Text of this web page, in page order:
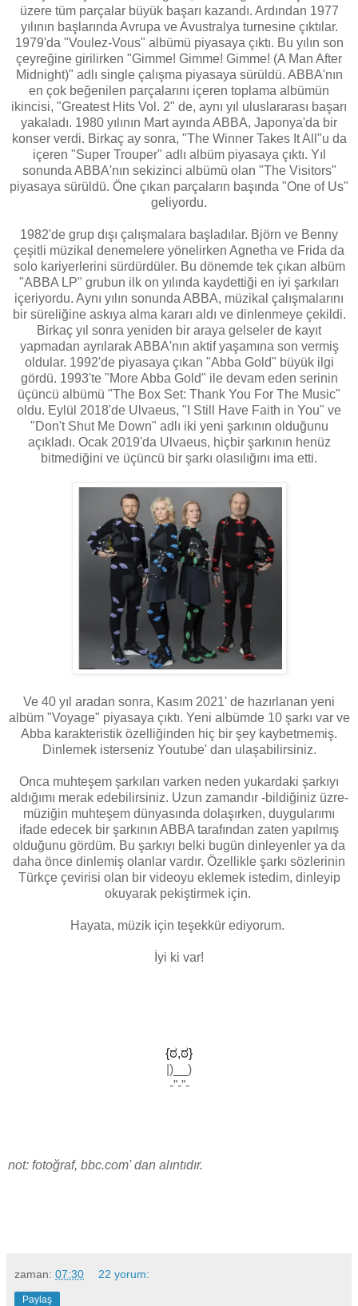
üzere tüm parçalar büyük başarı kazandı. Ardından 1977
yılının başlarında Avrupa ve Avustralya turnesine çıktılar.
1979'da "Voulez-Vous" albümü piyasaya çıktı. Bu yılın son
çeyreğine girilirken "Gimme! Gimme! Gimme! (A Man After
Midnight)" adlı single çalışma piyasaya sürüldü. ABBA'nın
en çok beğenilen parçalarını içeren toplama albümün
ikincisi, "Greatest Hits Vol. 2" de, aynı yıl uluslararası başarı
yakaladı. 1980 yılının Mart ayında ABBA, Japonya'da bir
konser verdi. Birkaç ay sonra, "The Winner Takes It All"u da
içeren "Super Trouper" adlı albüm piyasaya çıktı. Yıl
sonunda ABBA'nın sekizinci albümü olan "The Visitors"
piyasaya sürüldü. Öne çıkan parçaların başında "One of Us"
geliyordu.
1982'de grup dışı çalışmalara başladılar. Björn ve Benny
çeşitli müzikal denemelere yönelirken Agnetha ve Frida da
solo kariyerlerini sürdürdüler. Bu dönemde tek çıkan albüm
"ABBA LP" grubun ilk on yılında kaydettiği en iyi şarkıları
içeriyordu. Aynı yılın sonunda ABBA, müzikal çalışmalarını
bir süreliğine askıya alma kararı aldı ve dinlenmeye çekildi.
Birkaç yıl sonra yeniden bir araya gelseler de kayıt
yapmadan ayrılarak ABBA'nın aktif yaşamına son vermiş
oldular. 1992'de piyasaya çıkan "Abba Gold" büyük ilgi
gördü. 1993'te "More Abba Gold" ile devam eden serinin
üçüncü albümü "The Box Set: Thank You For The Music"
oldu. Eylül 2018'de Ulvaeus, "I Still Have Faith in You" ve
"Don't Shut Me Down" adlı iki yeni şarkının olduğunu
açıkladı. Ocak 2019'da Ulvaeus, hiçbir şarkının henüz
bitmediğini ve üçüncü bir şarkı olasılığını ima etti.
Ve 40 yıl aradan sonra, Kasım 2021' de hazırlanan yeni
albüm "Voyage" piyasaya çıktı. Yeni albümde 10 şarkı var ve
Abba karakteristik özelliğinden hiç bir şey kaybetmemiş.
Dinlemek isterseniz Youtube' dan ulaşabilirsiniz.
Onca muhteşem şarkıları varken neden yukardaki şarkıyı
aldığımı merak edebilirsiniz. Uzun zamandır -bildiğiniz üzre-
müziğin muhteşem dünyasında dolaşırken, duygularımı
ifade edecek bir şarkının ABBA tarafından zaten yapılmış
olduğunu gördüm. Bu şarkıyı belki bugün dinleyenler ya da
daha önce dinlemiş olanlar vardır. Özellikle şarkı sözlerinin
Türkçe çevirisi olan bir videoyu eklemek istedim, dinleyip
okuyarak pekiştirmek için.
Hayata, müzik için teşekkür ediyorum.
İyi ki var!
{ಠ,ಠ}
|)__)
-”-”-
not: fotoğraf, bbc.com' dan alıntıdır.
zaman: 07:30 22 yorum:
Paylaş